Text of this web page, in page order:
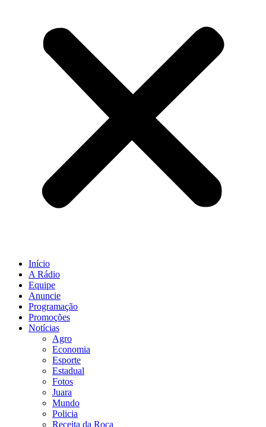
Início
A Rádio
Equipe
Anuncie
Programação
Promoções
Notícias
Agro
Economia
Esporte
Estadual
Fotos
Juara
Mundo
Policia
Receita da Roça